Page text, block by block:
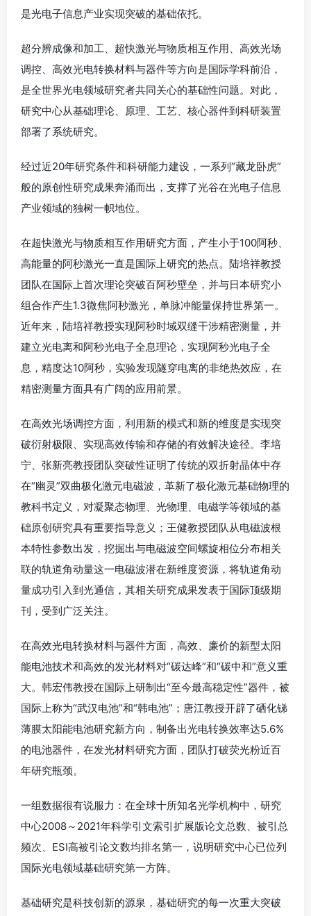
是光电子信息产业实现突破的基础依托。
超分辨成像和加工、超快激光与物质相互作用、高效光场
调控、高效光电转换材料与器件等方向是国际学科前沿，
是全世界光电领域研究者共同关心的基础性问题。对此，
研究中心从基础理论、原理、工艺、核心器件到科研装置
部署了系统研究。
经过近20年研究条件和科研能力建设，一系列“藏龙卧虎”
般的原创性研究成果奔涌而出，支撑了光谷在光电子信息
产业领域的独树一帜地位。
在超快激光与物质相互作用研究方面，产生小于100阿秒、
高能量的阿秒激光一直是国际上研究的热点。陆培祥教授
团队在国际上首次理论突破百阿秒壁垒，并与日本研究小
组合作产生1.3微焦阿秒激光，单脉冲能量保持世界第一。
近年来，陆培祥教授实现阿秒时域双缝干涉精密测量，并
建立光电离和阿秒光电子全息理论，实现阿秒光电子全
息，精度达10阿秒，实验发现隧穿电离的非绝热效应，在
精密测量方面具有广阔的应用前景。
在高效光场调控方面，利用新的模式和新的维度是实现突
破衍射极限、实现高效传输和存储的有效解决途径。李培
宁、张新亮教授团队突破性证明了传统的双折射晶体中存
在“幽灵”双曲极化激元电磁波，革新了极化激元基础物理的
教科书定义，对凝聚态物理、光物理、电磁学等领域的基
础原创研究具有重要指导意义；王健教授团队从电磁波根
本特性参数出发，挖掘出与电磁波空间螺旋相位分布相关
联的轨道角动量这一电磁波潜在新维度资源，将轨道角动
量成功引入到光通信，其相关研究成果发表于国际顶级期
刊，受到广泛关注。
在高效光电转换材料与器件方面，高效、廉价的新型太阳
能电池技术和高效的发光材料对“碳达峰”和“碳中和”意义重
大。韩宏伟教授在国际上研制出“至今最高稳定性”器件，被
国际上称为“武汉电池”和“韩电池”；唐江教授开辟了硒化锑
薄膜太阳能电池研究新方向，制备出光电转换效率达5.6%
的电池器件，在发光材料研究方面，团队打破荧光粉近百
年研究瓶颈。
一组数据很有说服力：在全球十所知名光学机构中，研究
中心2008～2021年科学引文索引扩展版论文总数、被引总
频次、ESI高被引论文数均排名第一，说明研究中心已位列
国际光电领域基础研究第一方阵。
基础研究是科技创新的源泉，基础研究的每一次重大突破